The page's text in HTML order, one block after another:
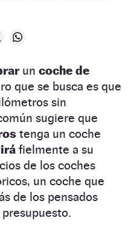
un coche de
que se busca es que
sin
sugiere que
tenga un coche
fielmente a su
de los coches
un coche que
de los pensados